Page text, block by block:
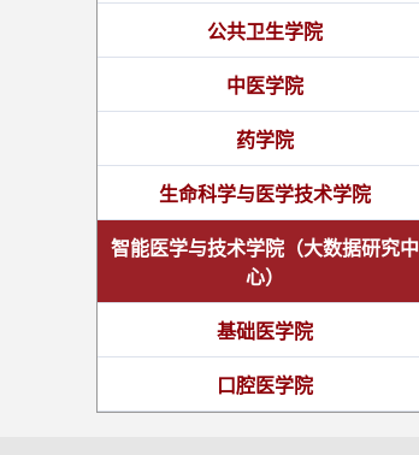
公共卫生学院
中医学院
药学院
生命科学与医学技术学院
智能医学与技术学院（大数据研究中
心）
基础医学院
口腔医学院